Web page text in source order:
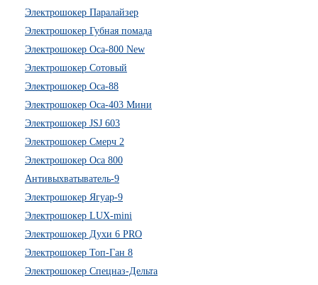
Электрошокер Паралайзер
Электрошокер Губная помада
Электрошокер Оса-800 New
Электрошокер Сотовый
Электрошокер Оса-88
Электрошокер Оса-403 Мини
Электрошокер JSJ 603
Электрошокер Смерч 2
Электрошокер Оса 800
Антивыхватыватель-9
Электрошокер Ягуар-9
Электрошокер LUX-mini
Электрошокер Духи 6 PRO
Электрошокер Топ-Ган 8
Электрошокер Спецназ-Дельта